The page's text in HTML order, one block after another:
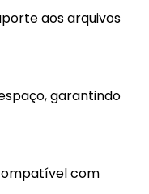
aos arquivos
garantindo
com